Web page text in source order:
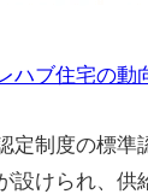
ハブ住宅の動
定制度の標
設けられ、供